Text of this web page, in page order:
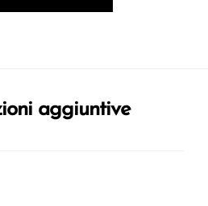
aggiuntive